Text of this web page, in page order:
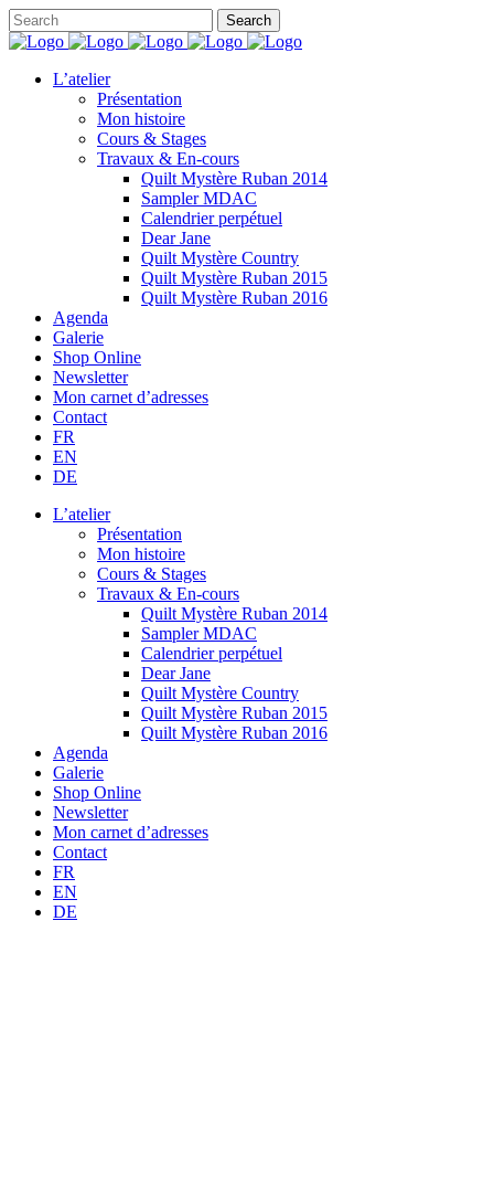
L’atelier
Présentation
Mon histoire
Cours & Stages
Travaux & En-cours
Quilt Mystère Ruban 2014
Sampler MDAC
Calendrier perpétuel
Dear Jane
Quilt Mystère Country
Quilt Mystère Ruban 2015
Quilt Mystère Ruban 2016
Agenda
Galerie
Shop Online
Newsletter
Mon carnet d’adresses
Contact
FR
EN
DE
L’atelier
Présentation
Mon histoire
Cours & Stages
Travaux & En-cours
Quilt Mystère Ruban 2014
Sampler MDAC
Calendrier perpétuel
Dear Jane
Quilt Mystère Country
Quilt Mystère Ruban 2015
Quilt Mystère Ruban 2016
Agenda
Galerie
Shop Online
Newsletter
Mon carnet d’adresses
Contact
FR
EN
DE